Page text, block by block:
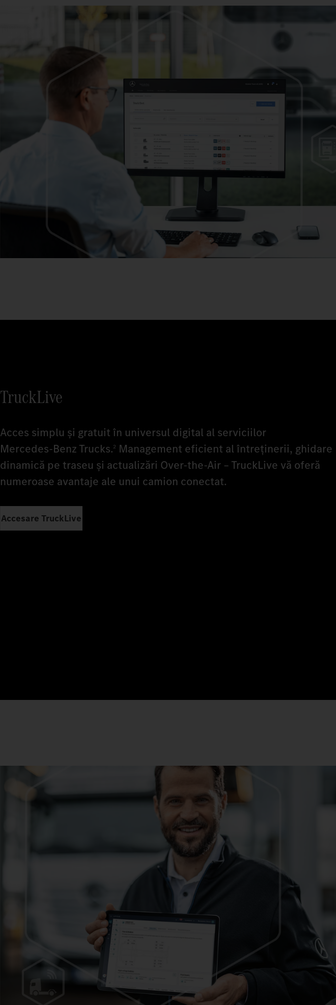
TruckLive
Acces simplu și gratuit în universul digital al serviciilor
Mercedes‑Benz Trucks.2 Management eficient al întreținerii, ghidare
dinamică pe traseu și actualizări Over-the-Air – TruckLive vă oferă
numeroase avantaje ale unui camion conectat.
Accesare TruckLive